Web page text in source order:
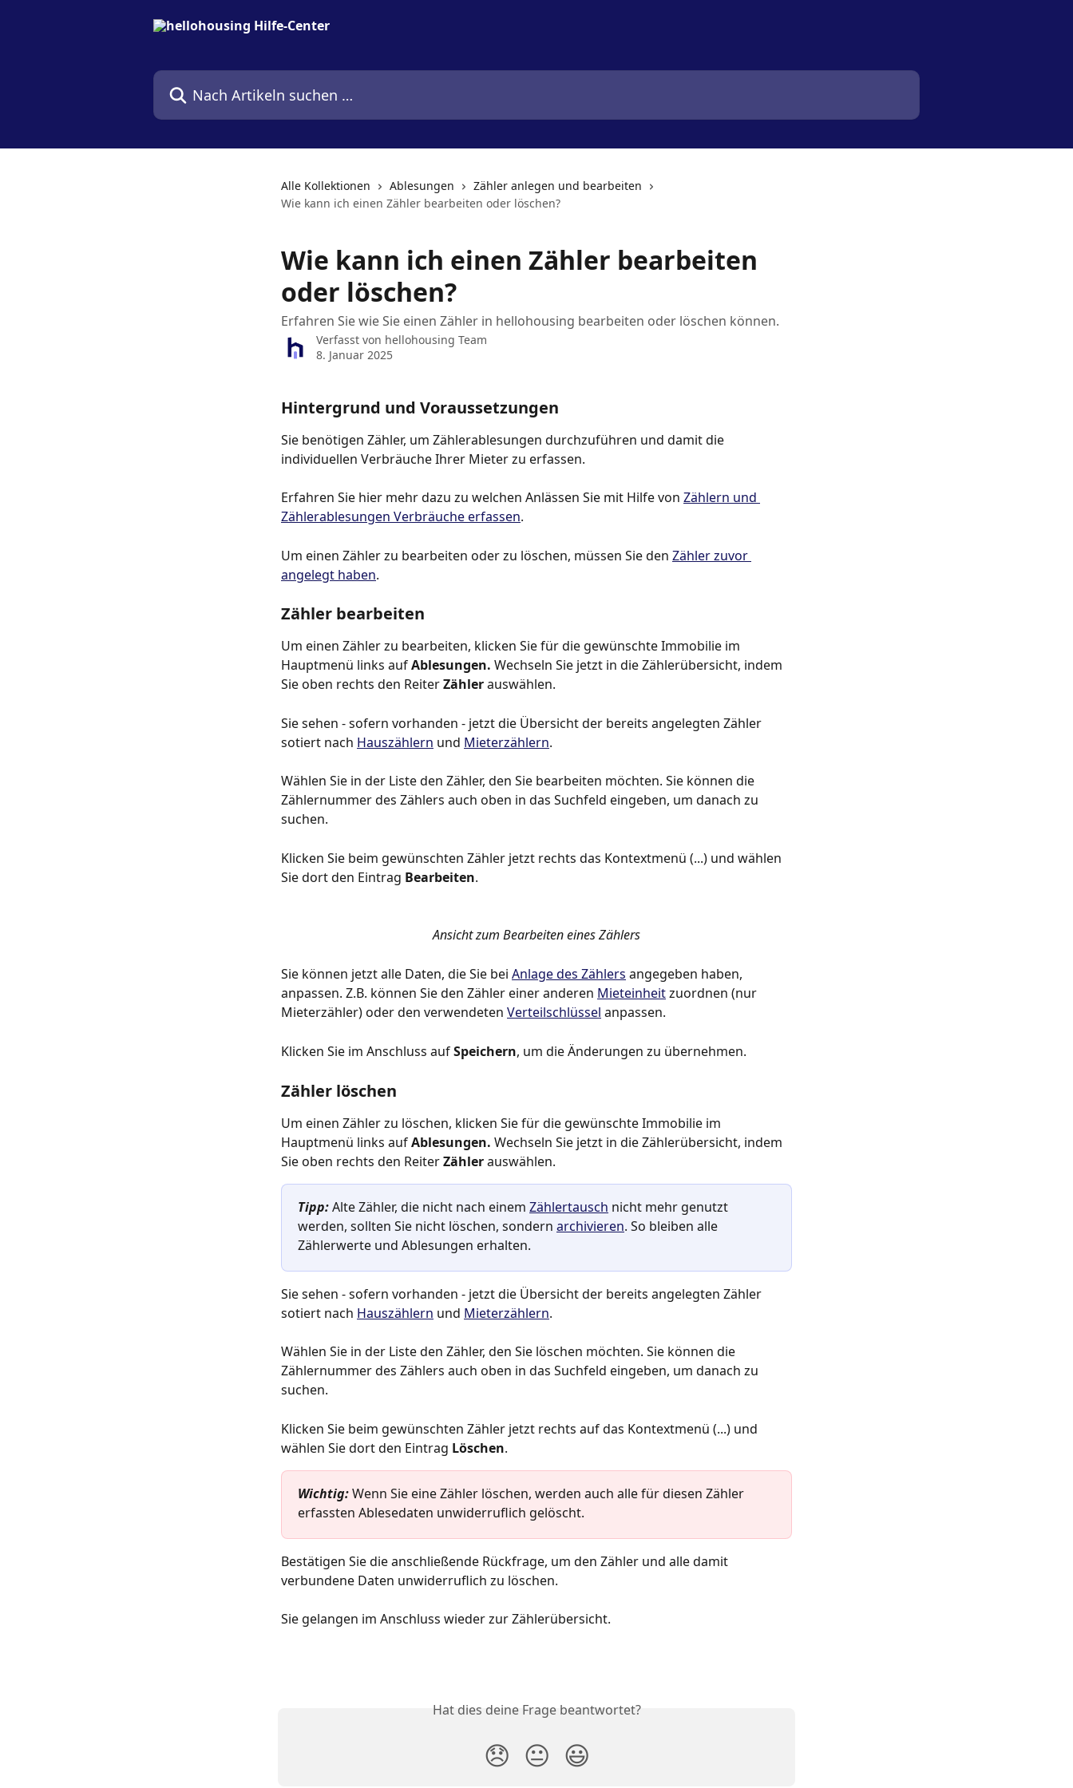
Nach Artikeln suchen …
Alle Kollektionen Ablesungen
Zähler anlegen und bearbeiten
Wie kann ich einen Zähler bearbeiten oder löschen?
Wie kann ich einen Zähler bearbeiten
oder löschen?
Erfahren Sie wie Sie einen Zähler in hellohousing bearbeiten oder löschen können.
Verfasst von hellohousing Team
8. Januar 2025
Hintergrund und Voraussetzungen
Sie benötigen Zähler, um Zählerablesungen durchzuführen und damit die
individuellen Verbräuche Ihrer Mieter zu erfassen.
Erfahren Sie hier mehr dazu zu welchen Anlässen Sie mit Hilfe von Zählern und
Zählerablesungen Verbräuche erfassen.
Um einen Zähler zu bearbeiten oder zu löschen, müssen Sie den Zähler zuvor
angelegt haben.
Zähler bearbeiten
Um einen Zähler zu bearbeiten, klicken Sie für die gewünschte Immobilie im
Hauptmenü links auf Ablesungen. Wechseln Sie jetzt in die Zählerübersicht, indem
Sie oben rechts den Reiter Zähler auswählen.
Sie sehen - sofern vorhanden - jetzt die Übersicht der bereits angelegten Zähler
sotiert nach Hauszählern und Mieterzählern.
Wählen Sie in der Liste den Zähler, den Sie bearbeiten möchten. Sie können die
Zählernummer des Zählers auch oben in das Suchfeld eingeben, um danach zu
suchen.
Klicken Sie beim gewünschten Zähler jetzt rechts das Kontextmenü (...) und wählen
Sie dort den Eintrag Bearbeiten.
Ansicht zum Bearbeiten eines Zählers
Sie können jetzt alle Daten, die Sie bei Anlage des Zählers angegeben haben,
anpassen. Z.B. können Sie den Zähler einer anderen Mieteinheit zuordnen (nur
Mieterzähler) oder den verwendeten Verteilschlüssel anpassen.
Klicken Sie im Anschluss auf Speichern, um die Änderungen zu übernehmen.
Zähler löschen
Um einen Zähler zu löschen, klicken Sie für die gewünschte Immobilie im
Hauptmenü links auf Ablesungen. Wechseln Sie jetzt in die Zählerübersicht, indem
Sie oben rechts den Reiter Zähler auswählen.
Tipp: Alte Zähler, die nicht nach einem Zählertausch nicht mehr genutzt
werden, sollten Sie nicht löschen, sondern archivieren. So bleiben alle
Zählerwerte und Ablesungen erhalten.
Sie sehen - sofern vorhanden - jetzt die Übersicht der bereits angelegten Zähler
sotiert nach Hauszählern und Mieterzählern.
Wählen Sie in der Liste den Zähler, den Sie löschen möchten. Sie können die
Zählernummer des Zählers auch oben in das Suchfeld eingeben, um danach zu
suchen.
Klicken Sie beim gewünschten Zähler jetzt rechts auf das Kontextmenü (...) und
wählen Sie dort den Eintrag Löschen.
Wichtig: Wenn Sie eine Zähler löschen, werden auch alle für diesen Zähler
erfassten Ablesedaten unwiderruflich gelöscht.
Bestätigen Sie die anschließende Rückfrage, um den Zähler und alle damit
verbundene Daten unwiderruflich zu löschen.
Sie gelangen im Anschluss wieder zur Zählerübersicht.
Hat dies deine Frage beantwortet?
😞 😐 😃